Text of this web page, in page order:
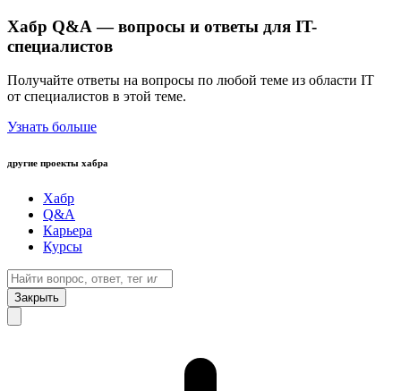
Хабр Q&A — вопросы и ответы для IT-
специалистов
Получайте ответы на вопросы по любой теме из области IT
от специалистов в этой теме.
Узнать больше
другие проекты хабра
Хабр
Q&A
Карьера
Курсы
Закрыть